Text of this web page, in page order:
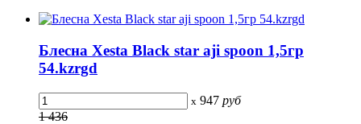
Блесна Xesta Black star aji spoon 1,5гр
54.kzrgd
x 947 руб
1 436